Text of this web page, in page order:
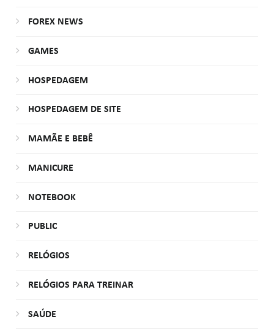
FOREX NEWS
GAMES
HOSPEDAGEM
HOSPEDAGEM DE SITE
MAMÃE E BEBÊ
MANICURE
NOTEBOOK
PUBLIC
RELÓGIOS
RELÓGIOS PARA TREINAR
SAÚDE